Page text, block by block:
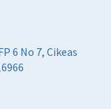
6 No 7, Cikeas